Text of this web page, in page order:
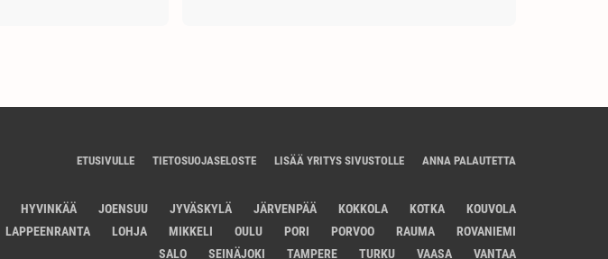
ETUSIVULLE TIETOSUOJASELOSTE LISÄÄ YRITYS SIVUSTOLLE ANNA PALAUTETTA
HYVINKÄÄ JOENSUU JYVÄSKYLÄ JÄRVENPÄÄ KOKKOLA KOTKA
KOUVOLA
LAPPEENRANTA LOHJA MIKKELI OULU PORI PORVOO RAUMA
ROVANIEMI
SALO
SEINÄJOKI TAMPERE TURKU VAASA VANTAA